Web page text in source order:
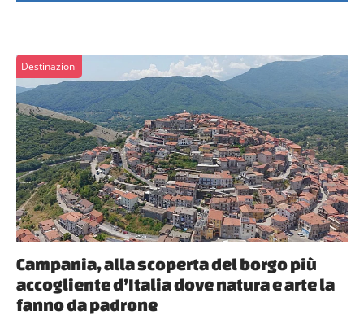
Destinazioni
Campania, alla scoperta del borgo più
accogliente d’Italia dove natura e arte la
fanno da padrone